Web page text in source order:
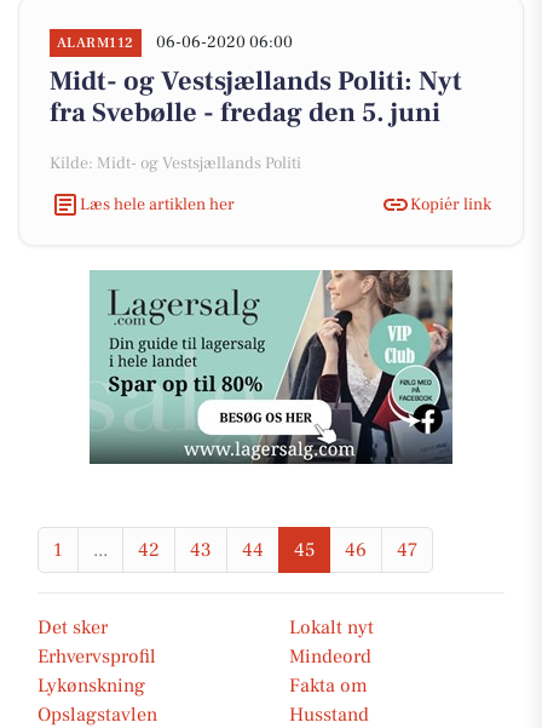
ALARM112 06-06-2020 06:00
Midt- og Vestsjællands Politi: Nyt
fra Svebølle - fredag den 5. juni
Kilde: Midt- og Vestsjællands Politi
Læs hele artiklen her
Kopiér link
1 ... 42 43 44 45 46 47
Det sker
Lokalt nyt
Erhvervsprofil
Mindeord
Lykønskning
Fakta om
Opslagstavlen
Husstand